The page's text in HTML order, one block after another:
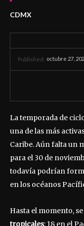
CDMX
Published: octubre 27,
La temporada de
una de las más
Caribe. Aún falta un
para el 30 de
todavía podrían
en los océanos
Hasta el momento,
tropicales: 18 en el